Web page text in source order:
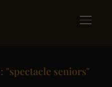
"spectacle seniors"